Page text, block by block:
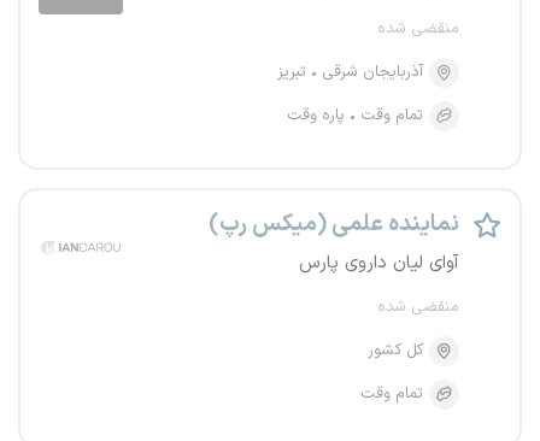
منقضی شده
آذربایجان شرقی
تبریز
تمام وقت
پاره وقت
نماینده علمی (میکس رپ)
آوای لیان داروی پارس
منقضی شده
کل کشور
تمام وقت